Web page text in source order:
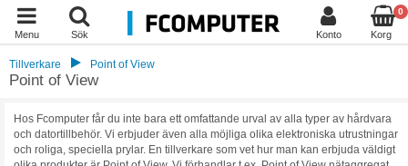
Menu Sök Konto
0
Korg
Tillverkare Point of View
Point of View
Hos Fcomputer får du inte bara ett omfattande urval av alla typer av hårdvara
och datortillbehör. Vi erbjuder även alla möjliga olika elektroniska utrustningar
och roliga, speciella prylar. En tillverkare som vet hur man kan erbjuda väldigt